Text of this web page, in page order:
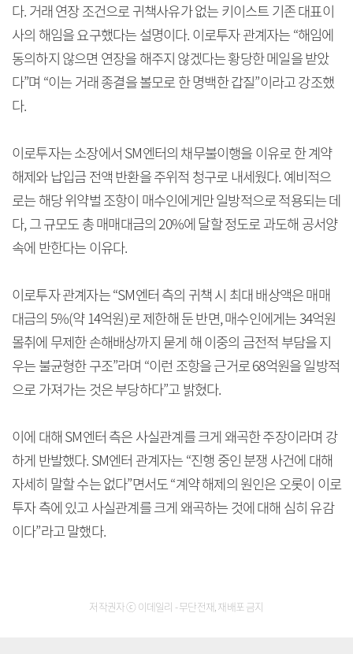
다. 거래 연장 조건으로 귀책사유가 없는 키이스트 기존 대표이
사의 해임을 요구했다는 설명이다. 이로투자 관계자는 “해임에
동의하지 않으면 연장을 해주지 않겠다는 황당한 메일을 받았
다”며 “이는 거래 종결을 볼모로 한 명백한 갑질”이라고 강조했
다.
이로투자는 소장에서 SM엔터의 채무불이행을 이유로 한 계약
해제와 납입금 전액 반환을 주위적 청구로 내세웠다. 예비적으
로는 해당 위약벌 조항이 매수인에게만 일방적으로 적용되는 데
다, 그 규모도 총 매매대금의 20%에 달할 정도로 과도해 공서양
속에 반한다는 이유다.
이로투자 관계자는 “SM엔터 측의 귀책 시 최대 배상액은 매매
대금의 5%(약 14억원)로 제한해 둔 반면, 매수인에게는 34억원
몰취에 무제한 손해배상까지 묻게 해 이중의 금전적 부담을 지
우는 불균형한 구조”라며 “이런 조항을 근거로 68억원을 일방적
으로 가져가는 것은 부당하다”고 밝혔다.
이에 대해 SM엔터 측은 사실관계를 크게 왜곡한 주장이라며 강
하게 반발했다. SM엔터 관계자는 “진행 중인 분쟁 사건에 대해
자세히 말할 수는 없다”면서도 “계약 해제의 원인은 오롯이 이로
투자 측에 있고 사실관계를 크게 왜곡하는 것에 대해 심히 유감
이다”라고 말했다.
저작권자 ⓒ 이데일리 - 무단전재, 재배포 금지